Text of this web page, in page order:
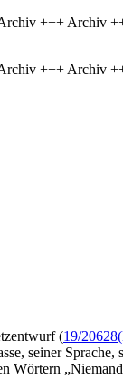
+++ Archiv
+++ Archiv
(19/20628
seiner
Wörtern